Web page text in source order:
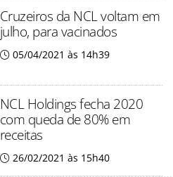
Cruzeiros da NCL voltam em
julho, para vacinados
05/04/2021 às 14h39
NCL Holdings fecha 2020
com queda de 80% em
receitas
26/02/2021 às 15h40